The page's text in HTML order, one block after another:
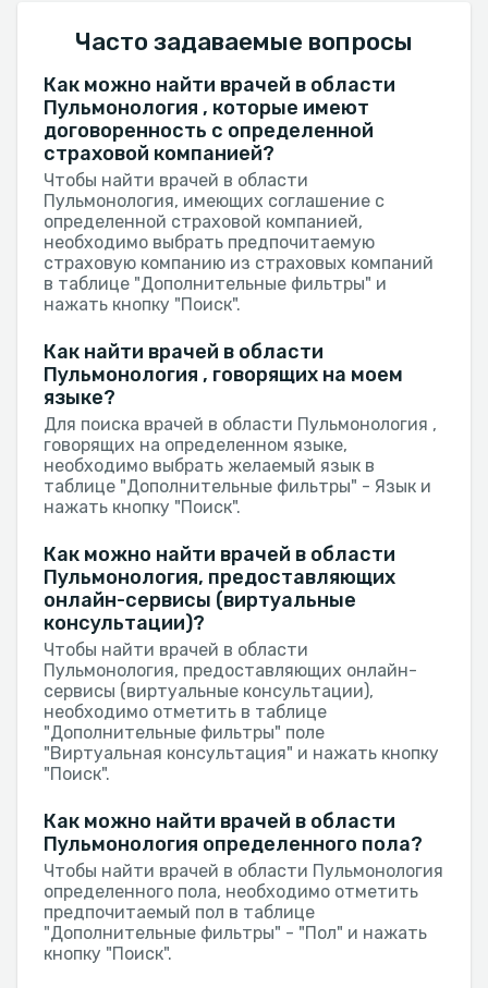
Часто задаваемые вопросы
Как можно найти врачей в области
Пульмонология , которые имеют
договоренность с определенной
страховой компанией?
Чтобы найти врачей в области
Пульмонология, имеющих соглашение с
определенной страховой компанией,
необходимо выбрать предпочитаемую
страховую компанию из страховых компаний
в таблице "Дополнительные фильтры" и
нажать кнопку "Поиск".
Как найти врачей в области
Пульмонология , говорящих на моем
языке?
Для поиска врачей в области Пульмонология ,
говорящих на определенном языке,
необходимо выбрать желаемый язык в
таблице "Дополнительные фильтры" - Язык и
нажать кнопку "Поиск".
Как можно найти врачей в области
Пульмонология, предоставляющих
онлайн-сервисы (виртуальные
консультации)?
Чтобы найти врачей в области
Пульмонология, предоставляющих онлайн-
сервисы (виртуальные консультации),
необходимо отметить в таблице
"Дополнительные фильтры" поле
"Виртуальная консультация" и нажать кнопку
"Поиск".
Как можно найти врачей в области
Пульмонология определенного пола?
Чтобы найти врачей в области Пульмонология
определенного пола, необходимо отметить
предпочитаемый пол в таблице
"Дополнительные фильтры" - "Пол" и нажать
кнопку "Поиск".